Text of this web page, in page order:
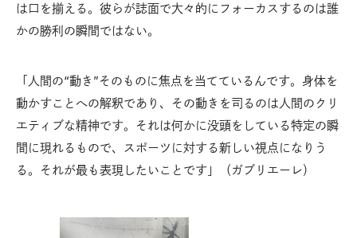
は口を揃える。彼らが誌面で大々的にフォーカスするのは誰
かの勝利の瞬間ではない。
「人間の“動き”そのものに焦点を当てているんです。身体を
動かすことへの解釈であり、その動きを司るのは人間のクリ
エティブな精神です。それは何かに没頭をしている特定の瞬
間に現れるもので、スポーツに対する新しい視点になりう
る。それが最も表現したいことです」（ガブリエーレ）